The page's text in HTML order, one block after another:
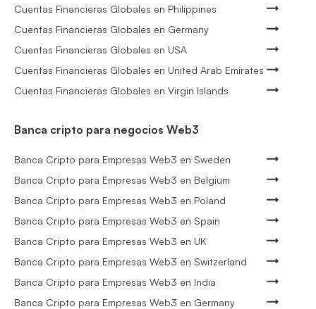
Cuentas Financieras Globales en Philippines
Cuentas Financieras Globales en Germany
Cuentas Financieras Globales en USA
Cuentas Financieras Globales en United Arab Emirates
Cuentas Financieras Globales en Virgin Islands
Banca cripto para negocios Web3
Banca Cripto para Empresas Web3 en Sweden
Banca Cripto para Empresas Web3 en Belgium
Banca Cripto para Empresas Web3 en Poland
Banca Cripto para Empresas Web3 en Spain
Banca Cripto para Empresas Web3 en UK
Banca Cripto para Empresas Web3 en Switzerland
Banca Cripto para Empresas Web3 en India
Banca Cripto para Empresas Web3 en Germany